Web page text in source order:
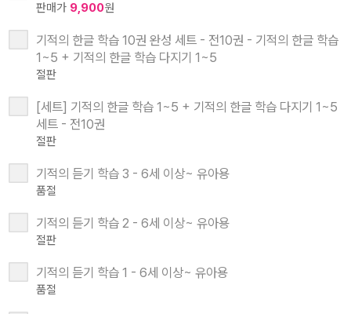
판매가 9,900원
기적의 한글 학습 10권 완성 세트 - 전10권 - 기적의 한글 학습
1~5 + 기적의 한글 학습 다지기 1~5
절판
[세트] 기적의 한글 학습 1~5 + 기적의 한글 학습 다지기 1~5
세트 - 전10권
절판
기적의 듣기 학습 3 - 6세 이상~ 유아용
품절
기적의 듣기 학습 2 - 6세 이상~ 유아용
절판
기적의 듣기 학습 1 - 6세 이상~ 유아용
품절